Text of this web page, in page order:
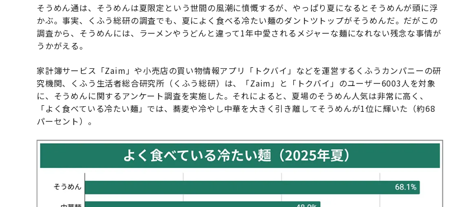
そうめん通は、そうめんは夏限定という世間の風潮に憤慨するが、やっぱり夏になるとそうめんが頭に浮
かぶ。事実、くふう総研の調査でも、夏によく食べる冷たい麺のダントツトップがそうめんだ。だがこの
調査から、そうめんには、ラーメンやうどんと違って1年中愛されるメジャーな麺になれない残念な事情が
うかがえる。
家計簿サービス「Zaim」や小売店の買い物情報アプリ「トクバイ」などを運営するくふうカンパニーの研
究機関、くふう生活者総合研究所（くふう総研）は、「Zaim」と「トクバイ」のユーザー6003人を対象
に、そうめんに関するアンケート調査を実施した。それによると、夏場のそうめん人気は非常に高く、
「よく食べている冷たい麺」では、蕎麦や冷やし中華を大きく引き離してそうめんが1位に輝いた（約68
パーセント）。